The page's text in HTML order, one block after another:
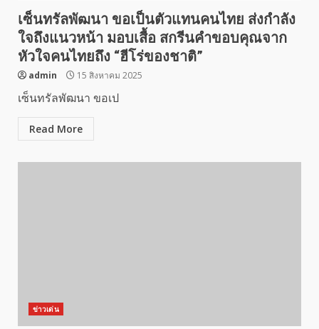
เซ็นทรัลพัฒนา ขอเป็นตัวแทนคนไทย ส่งกำลัง
ใจถึงแนวหน้า มอบเสื้อ สกรีนคำขอบคุณจาก
หัวใจคนไทยถึง “ฮีโร่ของชาติ”
admin 15 สิงหาคม 2025
เซ็นทรัลพัฒนา ขอเป
Read More
ข่าวเด่น